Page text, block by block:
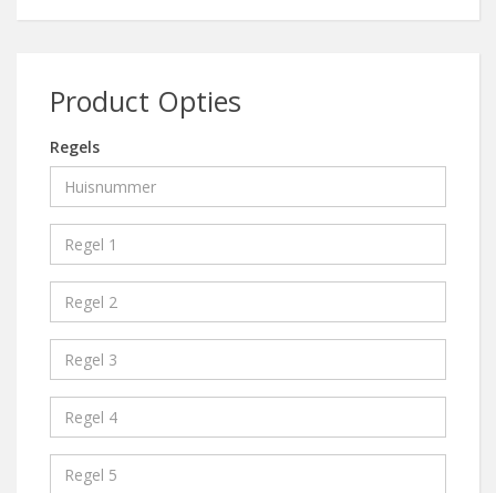
Product Opties
Regels